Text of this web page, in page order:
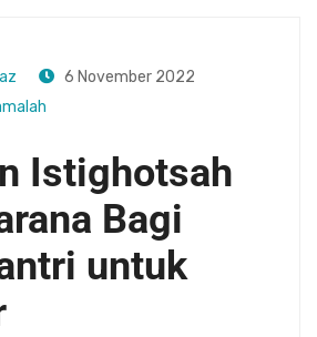
6 November 2022
Istighotsah
Bagi
untuk